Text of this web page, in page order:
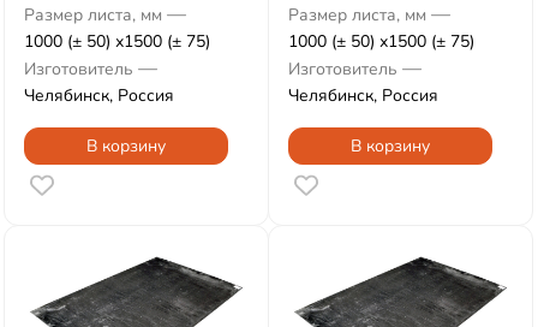
Размер листа, мм —
1000 (± 50) х1500 (± 75)
Изготовитель —
Челябинск, Россия
В корзину
Размер листа, мм —
1000 (± 50) х1500 (± 75)
Изготовитель —
Челябинск, Россия
В корзину